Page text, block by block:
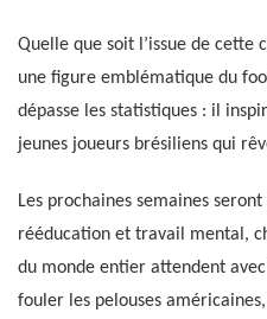
Quelle que soit l’issue de
une figure emblématique du
dépasse les statistiques : il
jeunes joueurs brésiliens qui
Les prochaines semaines
rééducation et travail mental,
du monde entier attendent
fouler les pelouses